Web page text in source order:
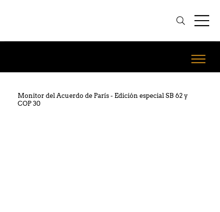
Monitor del Acuerdo de París - Edición especial SB 62 y
COP 30